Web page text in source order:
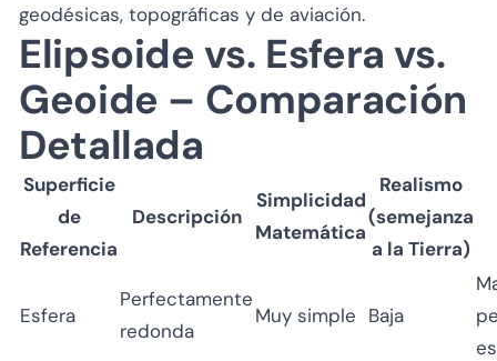
geodésicas, topográficas y de aviación.
Elipsoide vs. Esfera vs.
Geoide – Comparación
Detallada
Superficie
de
Referencia
Descripción
Simplicidad
Matemática
Realismo
(semejanza
a la Tierra)
Esfera
Perfectamente
redonda
Muy simple Baja